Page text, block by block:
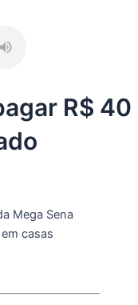
R$ 40
Mega Sena
casas